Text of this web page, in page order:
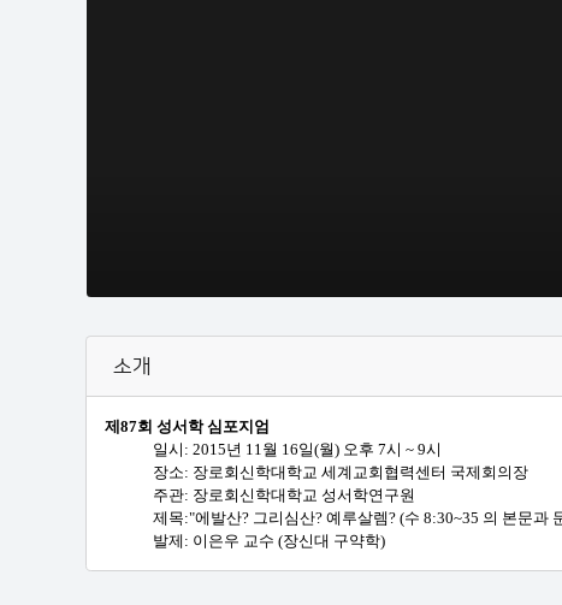
소개
제87회 성서학 심포지엄
일시: 2015년 11월 16일(월) 오후 7시 ~ 9시
장소: 장로회신학대학교 세계교회협력센터 국제회의장
주관: 장로회신학대학교 성서학연구원
제목:"에발산? 그리심산? 예루살렘? (수 8:30~35 의 본문과
발제: 이은우 교수 (장신대 구약학)